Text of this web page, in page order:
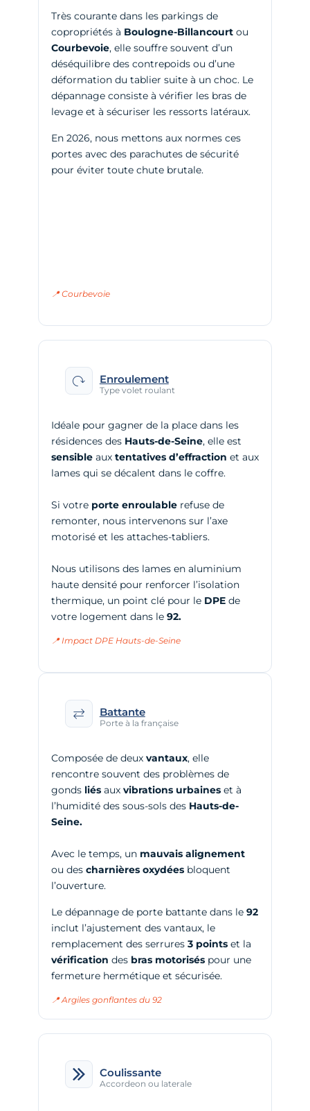
Très courante dans les parkings de
copropriétés à Boulogne-Billancourtou
Courbevoie, elle souffre souvent d’un
déséquilibre des contrepoids ou d’une
déformation du tablier suite à un choc. Le
dépannage consiste à vérifier les bras de
levage et à sécuriser les ressorts latéraux.
En 2026, nous mettons aux normes ces
portes avec des parachutes de sécurité
pour éviter toute chute brutale.
📍 Courbevoie
Enroulement
Type volet roulant
Idéale pour gagner de la place dans les
résidences des Hauts-de-Seine, elle est
sensibleaux tentatives d’effraction et aux
lames qui se décalent dans le coffre.
Si votre porte enroulablerefuse de
remonter, nous intervenons sur l’axe
motorisé et les attaches-tabliers.
Nous utilisons des lames en aluminium
haute densité pour renforcer l’isolation
thermique, un point clé pour le DPEde
votre logement dans le 92.
📍 Impact DPE Hauts-de-Seine
Battante
Porte à la française
Composée de deux vantaux, elle
rencontre souvent des problèmes de
gonds liésaux vibrations urbaineset à
l’humidité des sous-sols des Hauts-de-
Seine.
Avec le temps, un mauvais alignement
ou des charnières oxydéesbloquent
l’ouverture.
Le dépannage de porte battante dans le 92
inclut l’ajustement des vantaux, le
remplacement des serrures 3 pointset la
vérification des bras motoriséspour une
fermeture hermétique et sécurisée.
📍 Argiles gonflantes du 92
Coulissante
Accordeon ou laterale